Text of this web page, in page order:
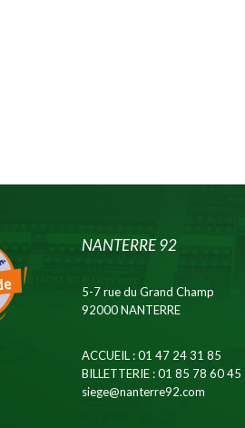
NANTERRE 92
5-7 rue du Grand Champ
92000 NANTERRE
ACCUEIL : 01 47 24 31 85
BILLETTERIE : 01 85 78 60 45
siege@nanterre92.com